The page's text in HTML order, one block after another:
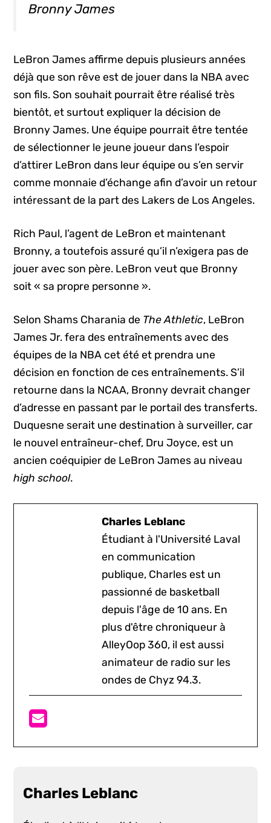
Bronny James
LeBron James affirme depuis plusieurs années
déjà que son rêve est de jouer dans la NBA avec
son fils. Son souhait pourrait être réalisé très
bientôt, et surtout expliquer la décision de
Bronny James. Une équipe pourrait être tentée
de sélectionner le jeune joueur dans l’espoir
d’attirer LeBron dans leur équipe ou s’en servir
comme monnaie d’échange afin d’avoir un retour
intéressant de la part des Lakers de Los Angeles.
Rich Paul, l’agent de LeBron et maintenant
Bronny, a toutefois assuré qu’il n’exigera pas de
jouer avec son père. LeBron veut que Bronny
soit « sa propre personne ».
Selon Shams Charania de The Athletic, LeBron
James Jr. fera des entraînements avec des
équipes de la NBA cet été et prendra une
décision en fonction de ces entraînements. S’il
retourne dans la NCAA, Bronny devrait changer
d’adresse en passant par le portail des transferts.
Duquesne serait une destination à surveiller, car
le nouvel entraîneur-chef, Dru Joyce, est un
ancien coéquipier de LeBron James au niveau
high school.
Charles Leblanc
Étudiant à l'Université Laval
en communication
publique, Charles est un
passionné de basketball
depuis l'âge de 10 ans. En
plus d'être chroniqueur à
AlleyOop 360, il est aussi
animateur de radio sur les
ondes de Chyz 94.3.
Charles Leblanc